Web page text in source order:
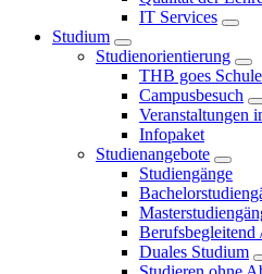
IT Services
Studium
Studienorientierung
THB goes Schule
Campusbesuch
Veranstaltungen
Infopaket
Studienangebote
Studiengänge
Berufsbegleitend
Duales Studium